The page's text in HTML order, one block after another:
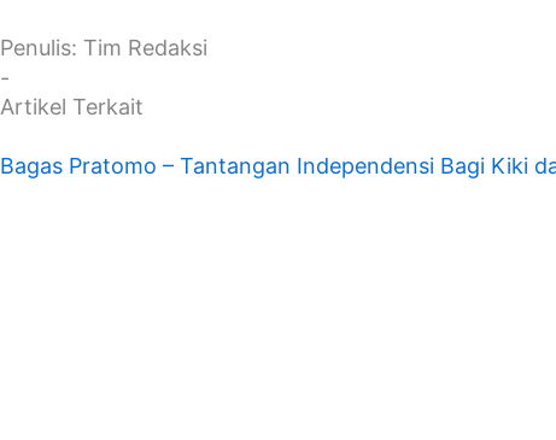
Penulis: Tim Redaksi
-
Artikel Terkait
Bagas Pratomo – Tantangan Independensi Bagi Kiki